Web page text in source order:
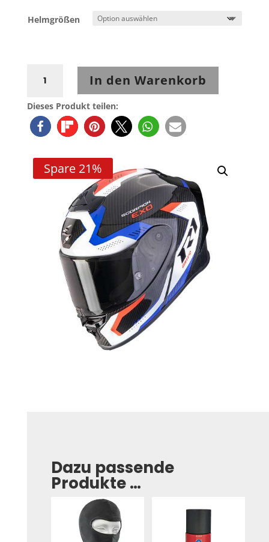
Dieses Produkt teilen:
Spare 21%
Helmgrößen
EXO-
EVO
Carbon
Air
Schwarz-
Weiß-
In den Warenkorb
Dazu passende
Produkte …